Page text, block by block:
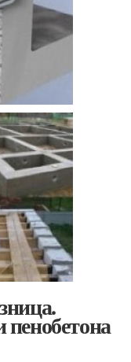
пенобетона